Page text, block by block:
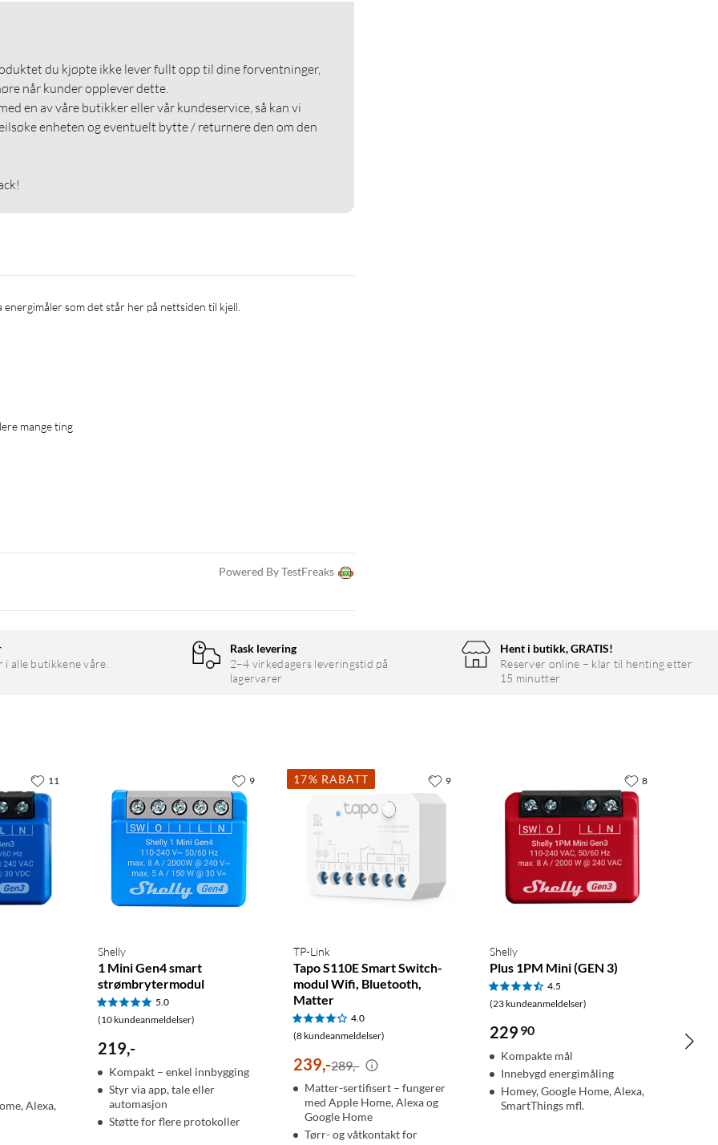
du kjøpte ikke lever fullt opp til dine forventninger,
når kunder opplever dette.
en av våre butikker eller vår kundeservice, så kan vi
enheten og eventuelt bytte / returnere den om den
mange ting
Powered By TestFreaks
i alle butikkene våre.
Rask levering
2–4 virkedagers leveringstid på
lagervarer
Hent i butikk, GRATIS!
Reserver online – klar til henting etter
15 minutter
Alexa,
11
Shelly
1 Mini Gen4 smart
strømbrytermodul
5.0
(10 kundeanmeldelser)
219,-
Kompakt – enkel innbygging
Styr via app, tale eller
automasjon
Støtte for flere protokoller
9 17% RABATT
TP-Link
Tapo S110E Smart Switch-
modul Wifi, Bluetooth,
Matter
4.0
(8 kundeanmeldelser)
239,-289,-
Matter-sertifisert – fungerer
med Apple Home, Alexa og
Google Home
Tørr- og våtkontakt for
9
Shelly
Plus 1PM Mini (GEN 3)
4.5
(23 kundeanmeldelser)
229 90
Kompakte mål
Innebygd energimåling
Homey, Google Home, Alexa,
SmartThings mfl.
8